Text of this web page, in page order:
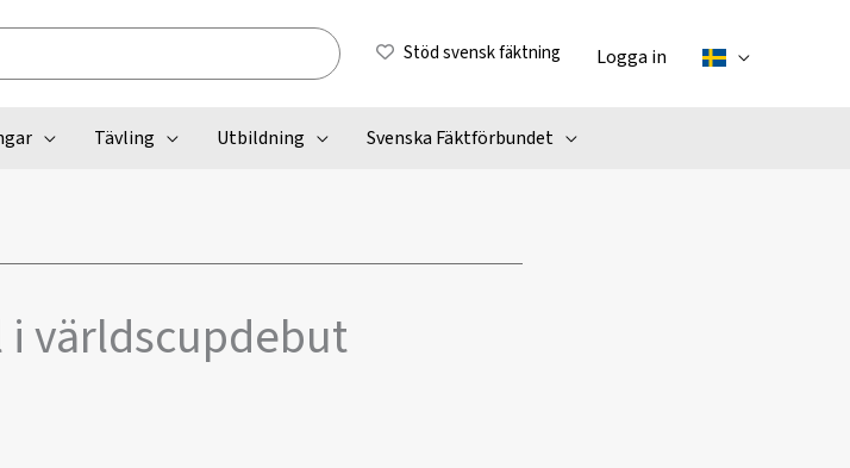
Stöd svensk fäktning Logga in
Tävling Utbildning Svenska Fäktförbundet
i världscupdebut